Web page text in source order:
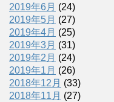
2019年6月 (24)
2019年5月 (27)
2019年4月 (25)
2019年3月 (31)
2019年2月 (24)
2019年1月 (26)
2018年12月 (33)
2018年11月 (27)